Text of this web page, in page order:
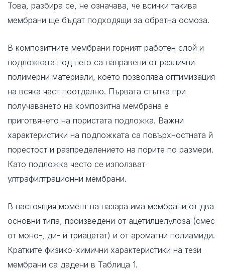
Това, разбира се, не означава, че всички такива
мембрани ще бъдат подходящи за обратна осмоза.
В композитните мембрани горният работен слой и
подложката под него са направени от различни
полимерни материали, което позволява оптимизация
на всяка част поотделно. Първата стъпка при
получаването на композитна мембрана е
приготвянето на пористата подложка. Важни
характеристики на подложката са повърхностната й
порестост и разпределението на порите по размери.
Като подложка често се използват
ултрафилтрационни мембрани.
В настоящия момент на пазара има мембрани от два
основни типа, произведени от ацетилцелулоза (смес
от моно-, ди- и триацетат) и от ароматни полиамиди.
Кратките физико-химични характеристики на тези
мембрани са дадени в Таблица 1.